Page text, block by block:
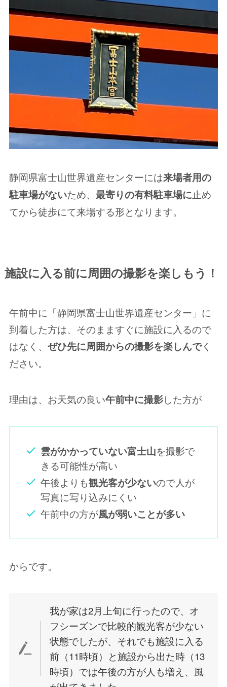
静岡県富士山世界遺産センターには来場者用の
駐車場がないため、 最寄りの有料駐車場に止め
てから徒歩にて来場する形となります。
施設に入る前に周囲の撮影を楽しもう！
午前中に「静岡県富士山世界遺産センター」に
到着した方は、そのまますぐに施設に入るので
はなく、 ぜひ先に周囲からの撮影を楽しんでく
ださい。
理由は、お天気の良い午前中に撮影した方が
雲がかかっていない富士山を撮影で
きる可能性が高い
午後よりも観光客が少ないので人が
写真に写り込みにくい
午前中の方が風が弱いことが多い
からです。
我が家は2月上旬に行ったので、オ
フシーズンで比較的観光客が少ない
状態でしたが、それでも施設に入る
前（11時頃）と施設から出た時（13
時頃）では午後の方が人も増え、風